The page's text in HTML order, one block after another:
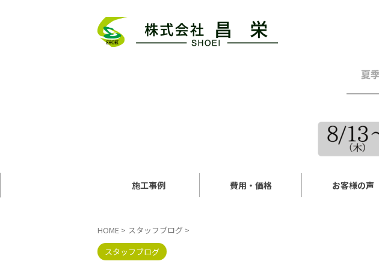
夏
施工事例 費用・価格 お客様の声
HOME > スタッフブログ >
スタッフブログ